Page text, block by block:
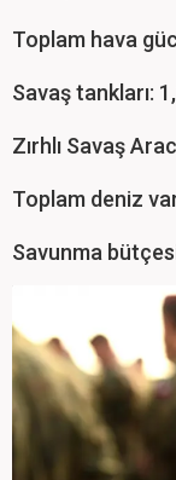
Toplam hava
Savaş tankları:
Zırhlı Savaş
Toplam deniz
Savunma